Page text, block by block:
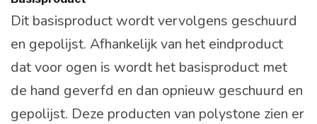
Dit basisproduct wordt vervolgens geschuurd
en gepolijst. Afhankelijk van het eindproduct
dat voor ogen is wordt het basisproduct met
de hand geverfd en dan opnieuw geschuurd en
gepolijst. Deze producten van polystone zien er